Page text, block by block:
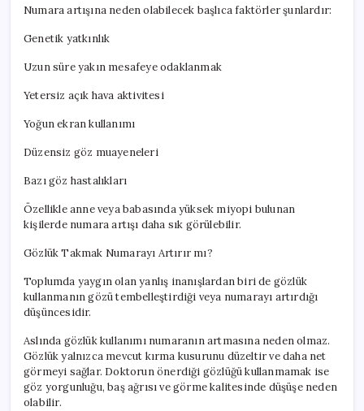
Numara artışına neden olabilecek başlıca faktörler şunlardır:
Genetik yatkınlık
Uzun süre yakın mesafeye odaklanmak
Yetersiz açık hava aktivitesi
Yoğun ekran kullanımı
Düzensiz göz muayeneleri
Bazı göz hastalıkları
Özellikle anne veya babasında yüksek miyopi bulunan
kişilerde numara artışı daha sık görülebilir.
Gözlük Takmak Numarayı Artırır mı?
Toplumda yaygın olan yanlış inanışlardan biri de gözlük
kullanmanın gözü tembelleştirdiği veya numarayı artırdığı
düşüncesidir.
Aslında gözlük kullanımı numaranın artmasına neden olmaz.
Gözlük yalnızca mevcut kırma kusurunu düzeltir ve daha net
görmeyi sağlar. Doktorun önerdiği gözlüğü kullanmamak ise
göz yorgunluğu, baş ağrısı ve görme kalitesinde düşüşe neden
olabilir.